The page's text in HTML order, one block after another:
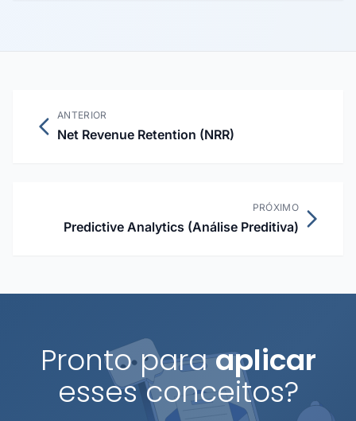
ANTERIOR
Net Revenue Retention (NRR)
PRÓXIMO
Predictive Analytics (Análise Preditiva)
Pronto paraaplicar
esses conceitos?